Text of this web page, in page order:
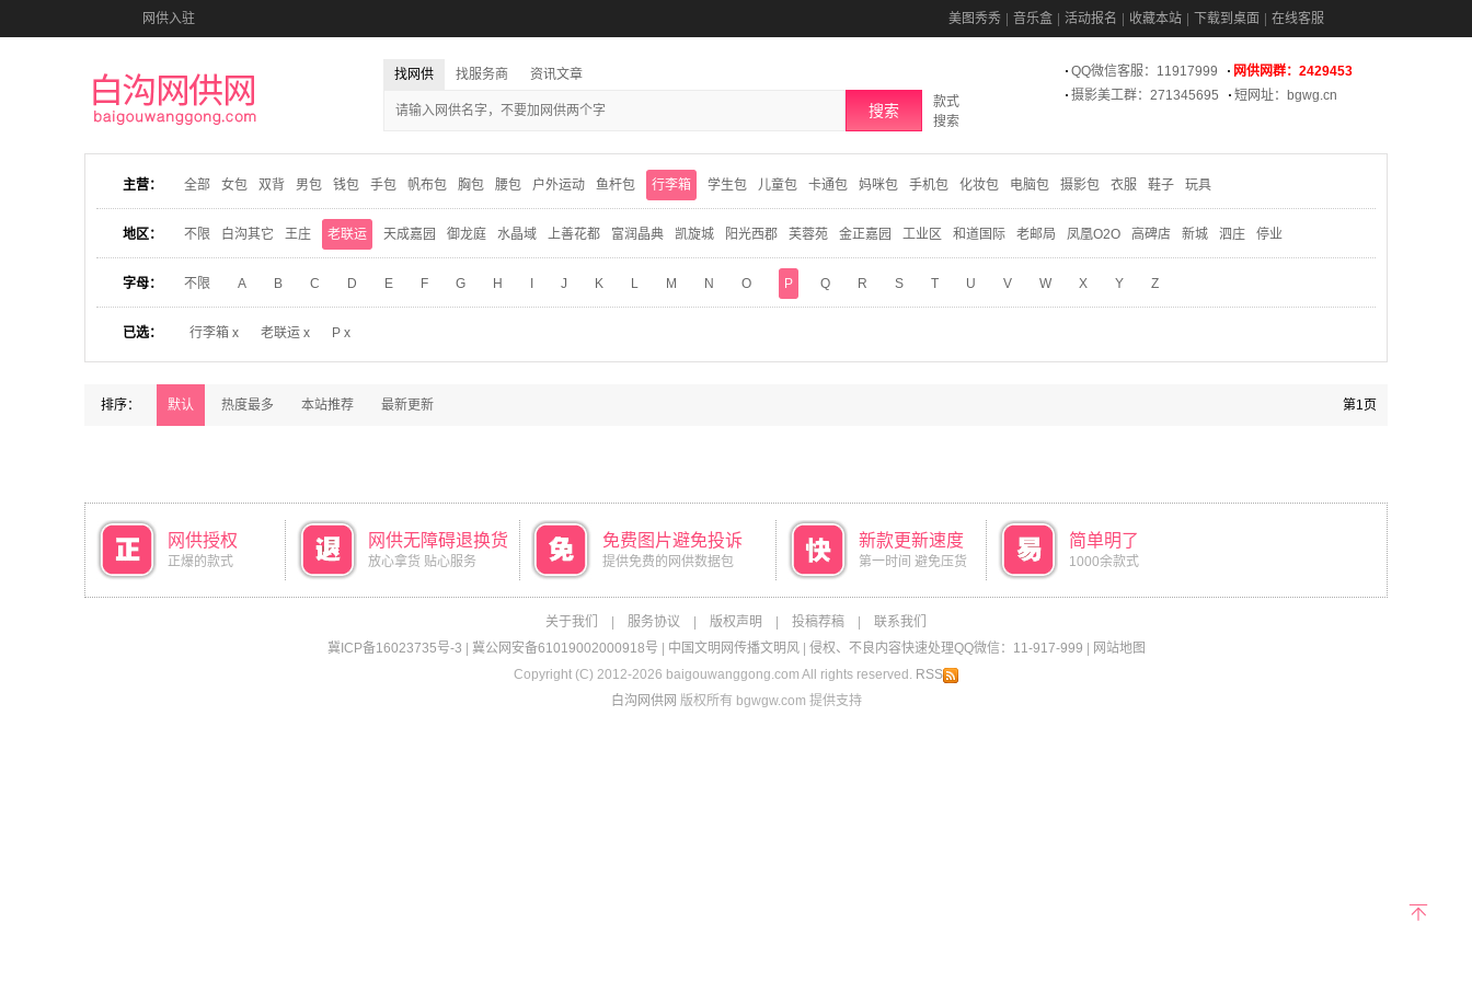
网供入驻 美图秀秀 音乐盒 活动报名 收藏本站 下载到桌面 在线客服
找网供 找服务商 资讯文章
搜索
款式
搜索
QQ微信客服：11917999
网供网群：2429453
摄影美工群：271345695
短网址：bgwg.cn
主营： 全部 女包 双背 男包 钱包 手包 帆布包 胸包 腰包 户外运动 鱼杆包 行李箱 学生包 儿童包 卡通包 妈咪包 手机包 化妆包 电脑包 摄影包 衣服 鞋子 玩具
地区： 不限 白沟其它 王庄 老联运 天成嘉园 御龙庭 水晶域 上善花都 富润晶典 凯旋城 阳光西郡 芙蓉苑 金正嘉园 工业区 和道国际 老邮局 凤凰O2O 高碑店 新城 泗庄 停业
字母： 不限 A B C D E F G H J K L M N O P Q R S T U V W X Y Z
已选： 行李箱 x 老联运 x P x
排序： 默认 热度最多 本站推荐 最新更新 第1页
网供授权
正爆的款式
网供无障碍退换货
放心拿货 贴心服务
免费图片避免投诉
提供免费的网供数据包
新款更新速度
第一时间 避免压货
简单明了
1000余款式
关于我们 服务协议 版权声明 投稿荐稿
联系我们
冀ICP备16023735号-3
冀公网安备61019002000918号 中国文明网传播文明风| 侵权、不良内容快速处理QQ微信：11-917-999
网站地图
Copyright (C) 2012-2026 baigouwanggong.com All rights reserved. RSS
白沟网供网 版权所有 bgwgw.com 提供支持